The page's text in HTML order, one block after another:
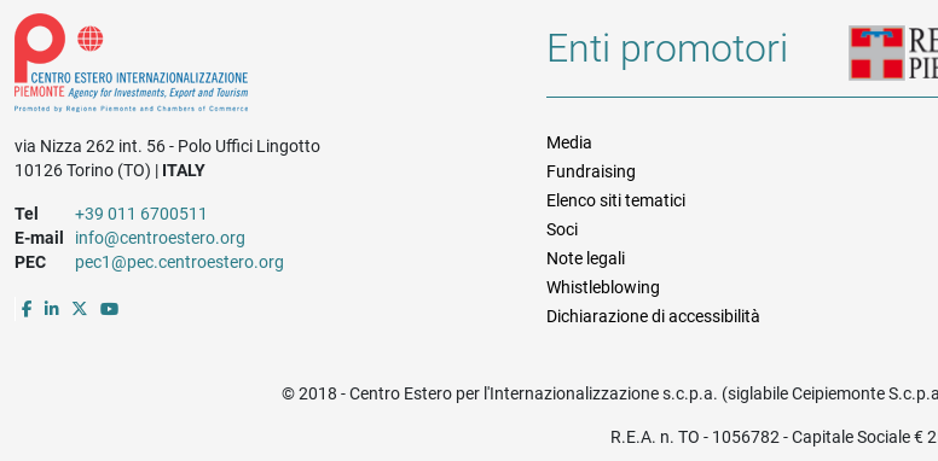
via Nizza 262 int. 56 - Polo Uffici Lingotto
10126 Torino (TO) | ITALY
Tel
+39 011 6700511
E-mail
info@centroestero.org
PEC
pec1@pec.centroestero.org
Enti promotori
Informazioni legali e
Media
Fundraising
Elenco siti tematici
Soci
Note legali
Whistleblowing
Dichiarazione di accessibilità
© 2018 - Centro Estero per l'Internazionalizzazione s.c.p.a. (siglabile Ceipiemonte
R.E.A. n. TO - 1056782 - Capitale Sociale €